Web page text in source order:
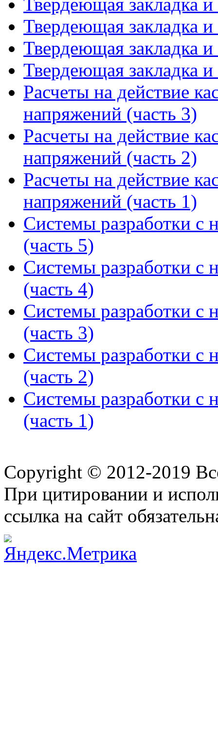
Твердеющая закладка и
Твердеющая закладка и
Твердеющая закладка и
Расчеты на действие
напряжений (часть 3)
Расчеты на действие
напряжений (часть 2)
Расчеты на действие
напряжений (часть 1)
Системы разработки с
(часть 5)
Системы разработки с
(часть 4)
Системы разработки с
(часть 3)
Системы разработки с
(часть 2)
Системы разработки с
(часть 1)
Copyright © 2012-2019
При цитировании и
ссылка на сайт